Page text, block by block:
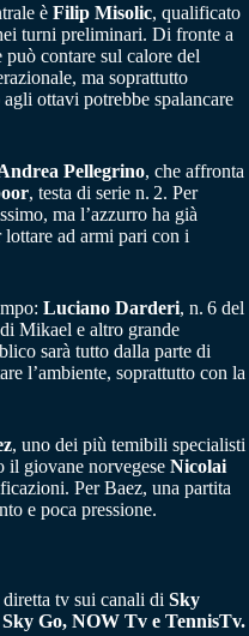
è Filip Misolic, qualificato
turni preliminari. Di fronte a
può contare sul calore del
ma soprattutto
ottavi potrebbe spalancare
Pellegrino, che affronta
, testa di serie n. 2. Per
ma l’azzurro ha già
ad armi pari con i
Luciano Darderi, n. 6 del
Mikael e altro grande
sarà tutto dalla parte di
l’ambiente, soprattutto con la
, uno dei più temibili specialisti
il giovane norvegese Nicolai
Per Baez, una partita
e poca pressione.
tv sui canali di Sky
Sky Go, NOW Tv e TennisTv.